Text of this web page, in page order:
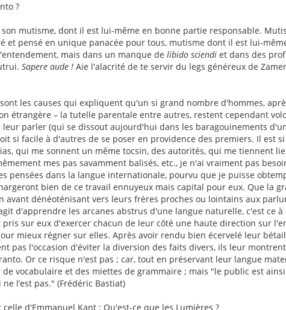
?
mutisme, dont il est lui-même en bonne partie responsable.
et pensé en unique panacée pour tous, mutisme dont il est lui-
mais dans un manque de libido sciendi et dans des
Sapere aude ! Aie l'alacrité de te servir du legs généreux de
les causes qui expliquent qu'un si grand nombre d'hommes,
étrangère – la tutelle parentale entre autres, restent cependant
parler (qui se dissout aujourd'hui dans les baragouinements
si facile à d'autres de se poser en providence des premiers. Il est
qui me sonnent un même tocsin, des autorités, qui me tiennent
mes pas savamment balisés, etc., je n'ai vraiment pas
pensées dans la langue internationale, pourvu que je puisse
bien de ce travail ennuyeux mais capital pour eux. Que la
avant dénéoténisant vers leurs frères proches ou lointains aux
d'apprendre les arcanes abstrus d'une langue naturelle, c'est ce
sur eux d'exercer chacun de leur côté une haute direction sur
mieux régner sur elles. Après avoir rendu bien écervelé leur
pas l'occasion d'éviter la diversion des faits divers, ils leur
Or ce risque n'est pas ; car, tout en préservant leur langue
vocabulaire et des miettes de grammaire ; mais "le public est
l’est pas." (Frédéric Bastiat)
d'Emmanuel Kant : Qu'est-ce que les Lumières ?